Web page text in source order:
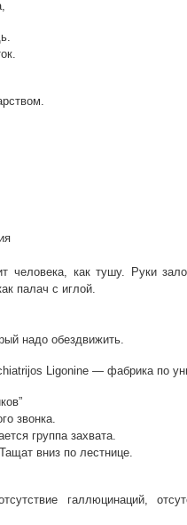
человека, как тушу. Руки
палач с иглой.
надо обездвижить.
Ligonine — фабрика по
звонка.
группа захвата.
вниз по лестнице.
галлюцинаций,